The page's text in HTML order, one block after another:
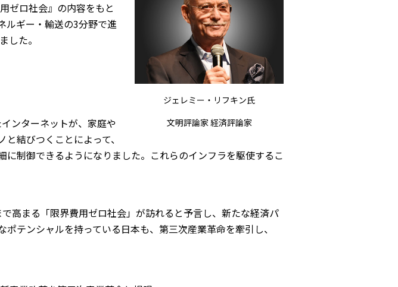
ジェレミー・リフキン氏
文明評論家 経済評論家
ゼロ社会』の内容をもと
ルギー・輸送の3分野で進
した。
ンターネットが、家庭や
結びつくことによって、
制御できるようになりました。これらのインフラを駆使するこ
高まる「限界費用ゼロ社会」が訪れると予言し、新たな経済パ
テンシャルを持っている日本も、第三次産業革命を牽引し、